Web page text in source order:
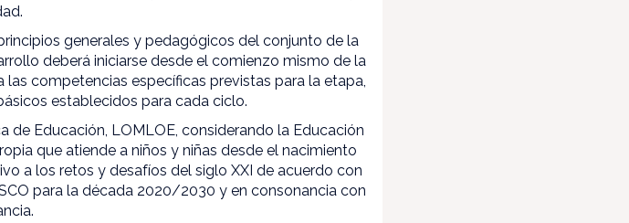
generales y pedagógicos del conjunto de la
deberá iniciarse desde el comienzo mismo de la
competencias específicas previstas para la etapa,
establecidos para cada ciclo.
de Educación, LOMLOE, considerando la Educación
que atiende a niños y niñas desde el nacimiento
a los retos y desafíos del siglo XXI de acuerdo con
para la década 2020/2030 y en consonancia con